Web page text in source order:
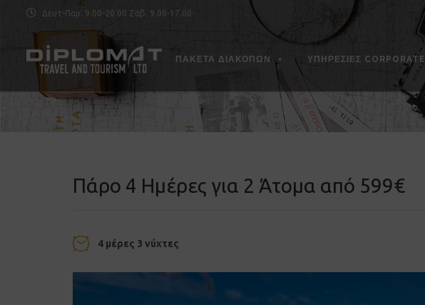
Δευτ-Παρ. 9.00-20.00 Σάβ. 9.00-17.00
ΠΑΚΕΤΑ ΔΙΑΚΟΠΩΝ ΥΠΗΡΕΣΊΕΣ CORPORATE
Πάρο 4 Ημέρες για 2 Άτομα από 599€
4 μέρες 3 νύχτες